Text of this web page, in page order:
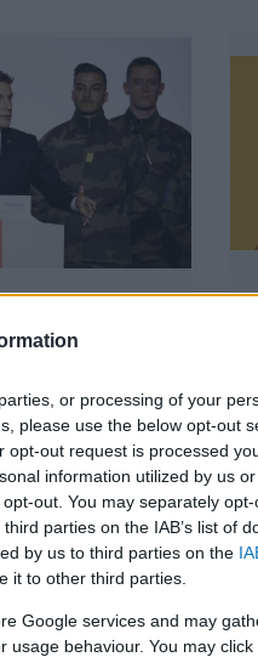
or processing of your
please use the below opt-out
opt-out request is processed
information utilized by us
out. You may separately
parties on the IAB’s list of
by us to third parties on the
it to other third parties.
Google services and may
usage behaviour. You may
fejleszt
18.
kezdődik a
minden állam
alakít át, vagy
modelleket vezet
élt abban a
és természetes
háború néhány